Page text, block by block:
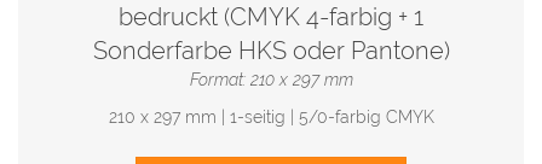
bedruckt (CMYK 4-farbig + 1
Sonderfarbe HKS oder Pantone)
Format: 210 x 297 mm
210 x 297 mm | 1-seitig | 5/0-farbig CMYK